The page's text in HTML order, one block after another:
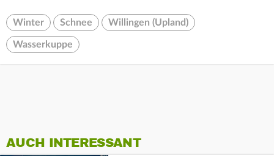
Winter Schnee Willingen (Upland)
Wasserkuppe
AUCH INTERESSANT